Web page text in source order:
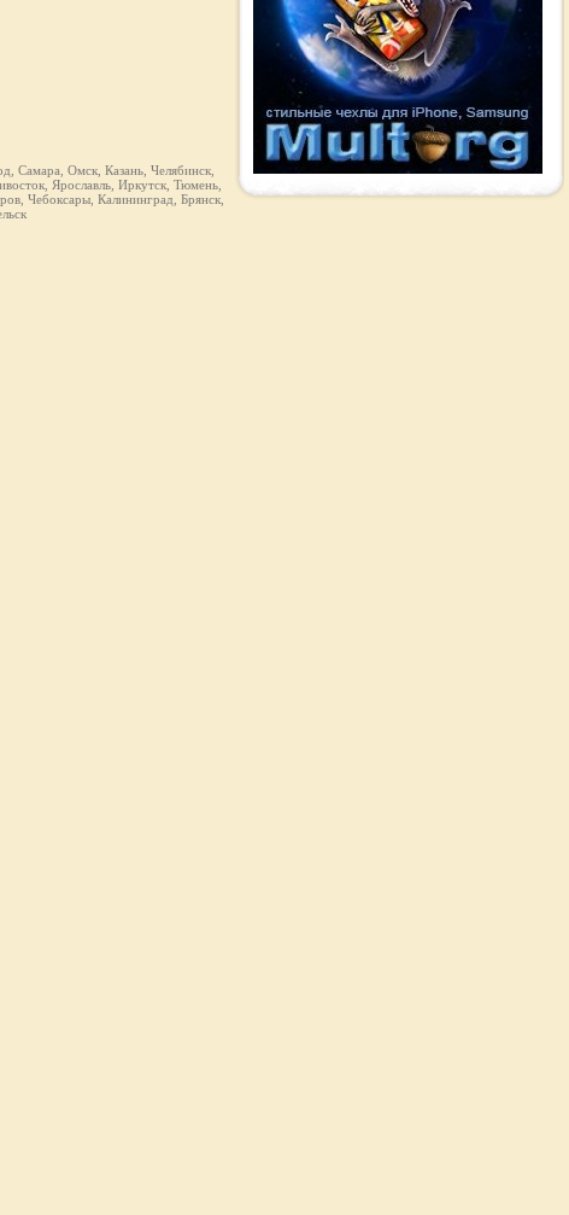
Самара, Омск, Казань, Челябинск,
Ярославль, Иркутск, Тюмень,
Чебоксары, Калининград, Брянск,